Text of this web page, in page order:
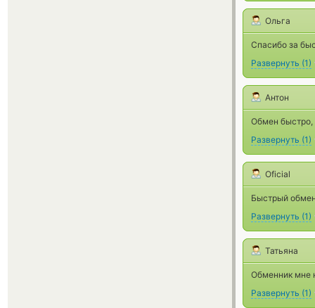
Ольга
Спасибо за
Развернуть (1)
Антон
Обмен быстро,
Развернуть (1)
Oficial
Быстрый
Развернуть (1)
Татьяна
Обменник мне
Развернуть (1)